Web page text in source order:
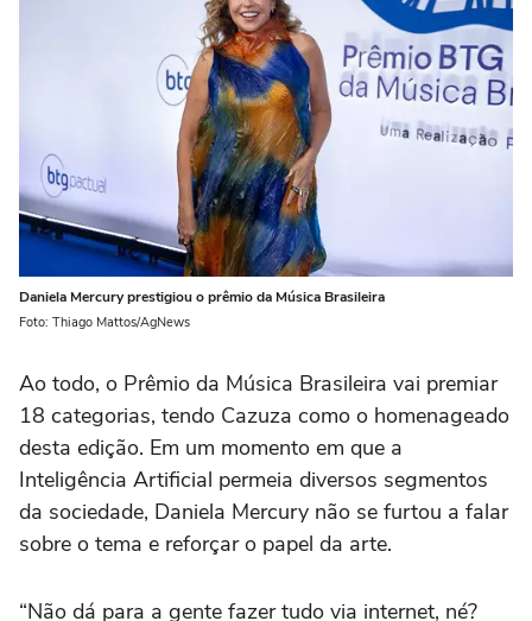
Daniela Mercury prestigiou o prêmio da Música Brasileira
Foto: Thiago Mattos/AgNews
Ao todo, o Prêmio da Música Brasileira vai premiar
18 categorias, tendo Cazuza como o homenageado
desta edição. Em um momento em que a
Inteligência Artificial permeia diversos segmentos
da sociedade, Daniela Mercury não se furtou a falar
sobre o tema e reforçar o papel da arte.
“Não dá para a gente fazer tudo via internet, né?